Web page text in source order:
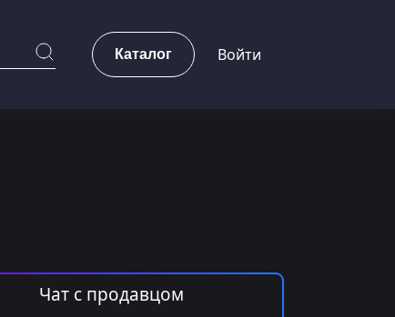
Каталог Войти
Чат с продавцом